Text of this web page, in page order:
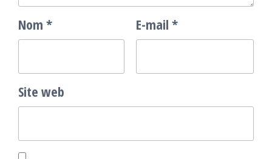
Nom * E-mail *
Site web